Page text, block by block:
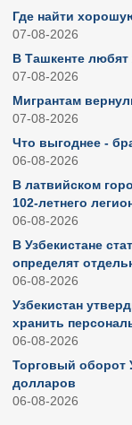
Где найти
07-08-2026
В Ташкенте любят
07-08-2026
Мигрантам
07-08-2026
Что выгоднее -
06-08-2026
В латвийском
102-летнего
06-08-2026
В Узбекистане
определят
06-08-2026
Узбекистан
хранить
06-08-2026
Торговый оборот
долларов
06-08-2026